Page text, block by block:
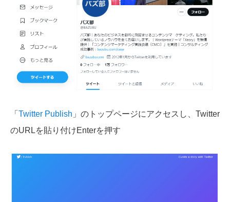
「 Twitter Publish 」のトップページにアクセスし、Twitter
のURLを貼り付けEnterを押す